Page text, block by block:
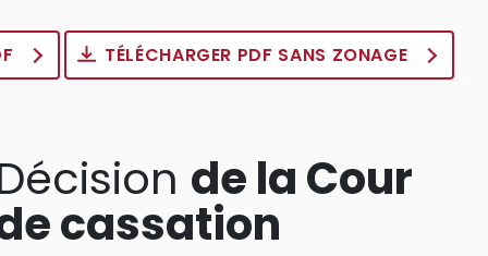
TÉLÉCHARGER PDF SANS ZONAGE
de la Cour
cassation